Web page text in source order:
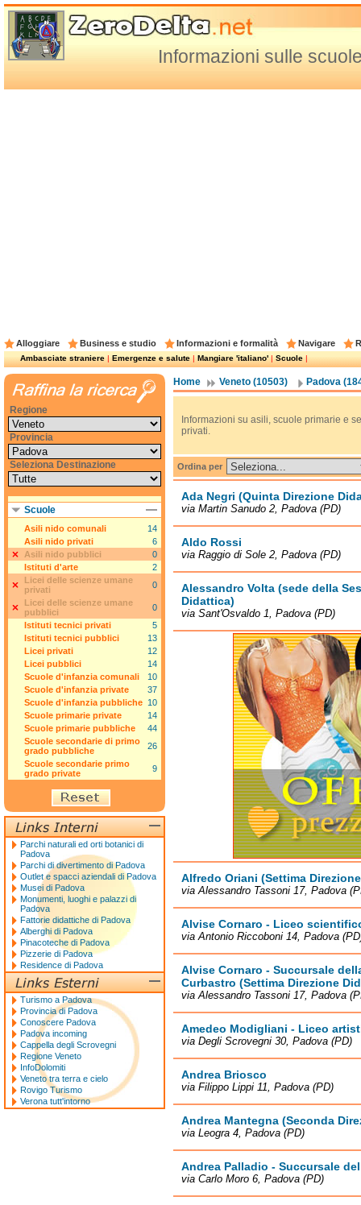
Informazioni sulle
Alloggiare Business e studio Informazioni e formalità Navigare
Ambasciate straniere|Emergenze e salute|Mangiare 'italiano'|Scuole|
Home Veneto (10503) Padova
Informazioni su asili, scuole primarie e
privati.
Ordina per
Ada Negri (Quinta Direzione
via Martin Sanudo 2, Padova (PD)
Aldo Rossi
via Raggio di Sole 2, Padova (PD)
Alessandro Volta (sede della
Didattica)
via Sant'Osvaldo 1, Padova (PD)
Alfredo Oriani (Settima
via Alessandro Tassoni 17, Padova
Alvise Cornaro - Liceo
via Antonio Riccoboni 14, Padova
Alvise Cornaro - Succursale
Curbastro (Settima Direzione
via Alessandro Tassoni 17, Padova
Amedeo Modigliani - Liceo
via Degli Scrovegni 30, Padova (PD)
Andrea Briosco
via Filippo Lippi 11, Padova (PD)
Andrea Mantegna (Seconda
via Leogra 4, Padova (PD)
Andrea Palladio - Succursale
via Carlo Moro 6, Padova (PD)
Regione
Provincia
Seleziona Destinazione
Scuole
Asili nido comunali
14
Asili nido privati
6
Asili nido pubblici
0
Istituti d'arte
2
Licei delle scienze umane
privati
0
Licei delle scienze umane
pubblici
0
Istituti tecnici privati
5
Istituti tecnici pubblici
13
Licei privati
12
Licei pubblici
14
Scuole d'infanzia comunali
10
Scuole d'infanzia private
37
Scuole d'infanzia pubbliche 10
Scuole primarie private
14
Scuole primarie pubbliche
44
Scuole secondarie di primo
grado pubbliche
26
Scuole secondarie primo
grado private
9
Parchi naturali ed orti botanici di
Padova
Parchi di divertimento di Padova
Outlet e spacci aziendali di Padova
Musei di Padova
Monumenti, luoghi e palazzi di
Padova
Fattorie didattiche di Padova
Alberghi di Padova
Pinacoteche di Padova
Pizzerie di Padova
Residence di Padova
Turismo a Padova
Provincia di Padova
Conoscere Padova
Padova incoming
Cappella degli Scrovegni
Regione Veneto
InfoDolomiti
Veneto tra terra e cielo
Rovigo Turismo
Verona tutt'intorno